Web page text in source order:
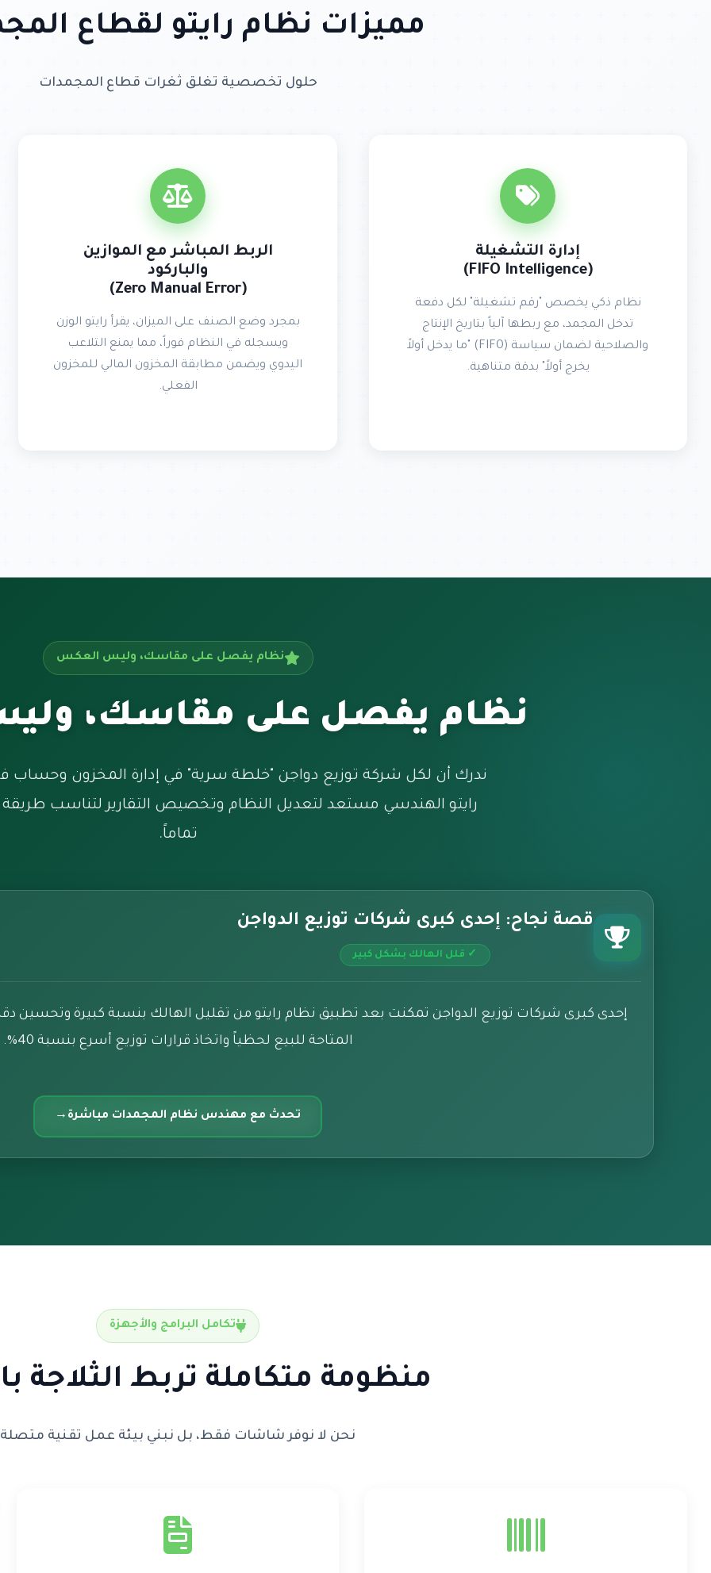
مميزات نظام رايتو لقطاع
حلول تخصصية تغلق ثغرات قطاع المجمدات
إدارة التشغيلة
(FIFO Intelligence)
نظام ذكي يخصص "رقم تشغيلة" لكل دفعة
تدخل المجمد، مع ربطها آلياً بتاريخ الإنتاج
والصلاحية لضمان سياسة (FIFO) "ما يدخل أولاً
يخرج أولاً" بدقة متناهية.
الربط المباشر مع الموازين
والباركود
(Zero Manual Error)
بمجرد وضع الصنف على الميزان، يقرأ رايتو الوزن
ويسجله في النظام فوراً، مما يمنع التلاعب
اليدوي ويضمن مطابقة المخزون المالي للمخزون
الفعلي.
نظام يفصل على مقاسك، وليس العكس
نظام يفصل على مقاسك،
ندرك أن لكل شركة توزيع دواجن "خلطة سرية" في إدارة المخزون وحساب
رايتو الهندسي مستعد لتعديل النظام وتخصيص التقارير لتناسب طريقة
تماماً.
قصة نجاح: إحدى كبرى شركات توزيع الدواجن
✓ قلل الهالك بشكل كبير
إحدى كبرى شركات توزيع الدواجن تمكنت بعد تطبيق نظام رايتو من تقليل الهالك بنسبة كبيرة وتحسين
المتاحة للبيع لحظياً واتخاذ قرارات توزيع أسرع بنسبة 40%.
تحدث مع مهندس نظام المجمدات مباشرة →
تكامل البرامج والأجهزة
منظومة متكاملة تربط الثلاجة
نحن لا نوفر شاشات فقط، بل نبني بيئة عمل تقنية متصلة